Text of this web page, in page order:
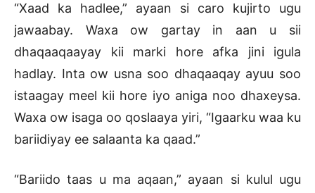
“Xaad ka hadlee,” ayaan si caro kujirto ugu
jawaabay. Waxa ow gartay in aan u sii
dhaqaaqaayay kii marki hore afka jini igula
hadlay. Inta ow usna soo dhaqaaqay ayuu soo
istaagay meel kii hore iyo aniga noo dhaxeysa.
Waxa ow isaga oo qoslaaya yiri, “Igaarku waa ku
bariidiyay ee salaanta ka qaad.”
“Bariido taas u ma aqaan,” ayaan si kulul ugu